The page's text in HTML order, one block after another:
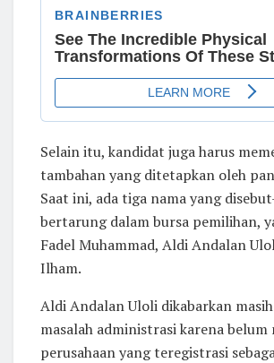
Selain itu, kandidat juga harus
tambahan yang ditetapkan oleh
​Saat ini, ada tiga nama yang
bertarung dalam bursa pemilihan,
Fadel Muhammad, Aldi Andalan
Ilham.
​Aldi Andalan Uloli dikabarkan
masalah administrasi karena belum
perusahaan yang teregistrasi